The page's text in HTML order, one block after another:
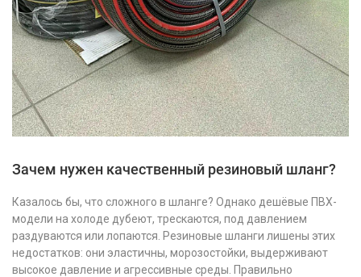
Зачем нужен качественный резиновый шланг?
Казалось бы, что сложного в шланге? Однако дешёвые ПВХ-
модели на холоде дубеют, трескаются, под давлением
раздуваются или лопаются. Резиновые шланги лишены этих
недостатков: они эластичны, морозостойки, выдерживают
высокое давление и агрессивные среды. Правильно